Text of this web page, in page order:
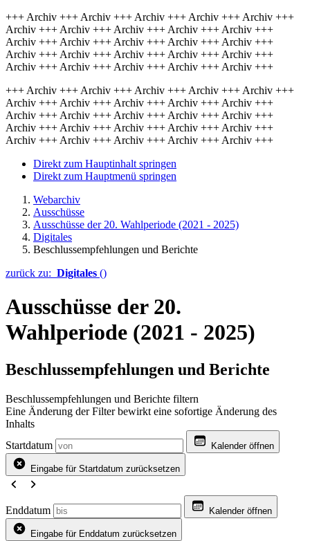
+++ Archiv +++ Archiv +++ Archiv +++ Archiv +++ Archiv +++
Archiv +++ Archiv +++ Archiv +++ Archiv +++ Archiv +++
Archiv +++ Archiv +++ Archiv +++ Archiv +++ Archiv +++
Archiv +++ Archiv +++ Archiv +++ Archiv +++ Archiv +++
Archiv +++ Archiv +++ Archiv +++ Archiv +++ Archiv +++
+++ Archiv +++ Archiv +++ Archiv +++ Archiv +++ Archiv +++
Archiv +++ Archiv +++ Archiv +++ Archiv +++ Archiv +++
Archiv +++ Archiv +++ Archiv +++ Archiv +++ Archiv +++
Archiv +++ Archiv +++ Archiv +++ Archiv +++ Archiv +++
Archiv +++ Archiv +++ Archiv +++ Archiv +++ Archiv +++
Direkt zum Hauptinhalt springen
Direkt zum Hauptmenü springen
Webarchiv
Ausschüsse
Ausschüsse der 20. Wahlperiode (2021 - 2025)
Digitales
Beschlussempfehlungen und Berichte
zurück zu: Digitales ()
Ausschüsse der 20.
Wahlperiode (2021 - 2025)
Beschlussempfehlungen und Berichte
Beschlussempfehlungen und Berichte filtern
Eine Änderung der Filter bewirkt eine sofortige Änderung des
Inhalts
Startdatum
Kalender öffnen
Eingabe für Startdatum zurücksetzen
Enddatum Kalender öffnen
Eingabe für Enddatum zurücksetzen